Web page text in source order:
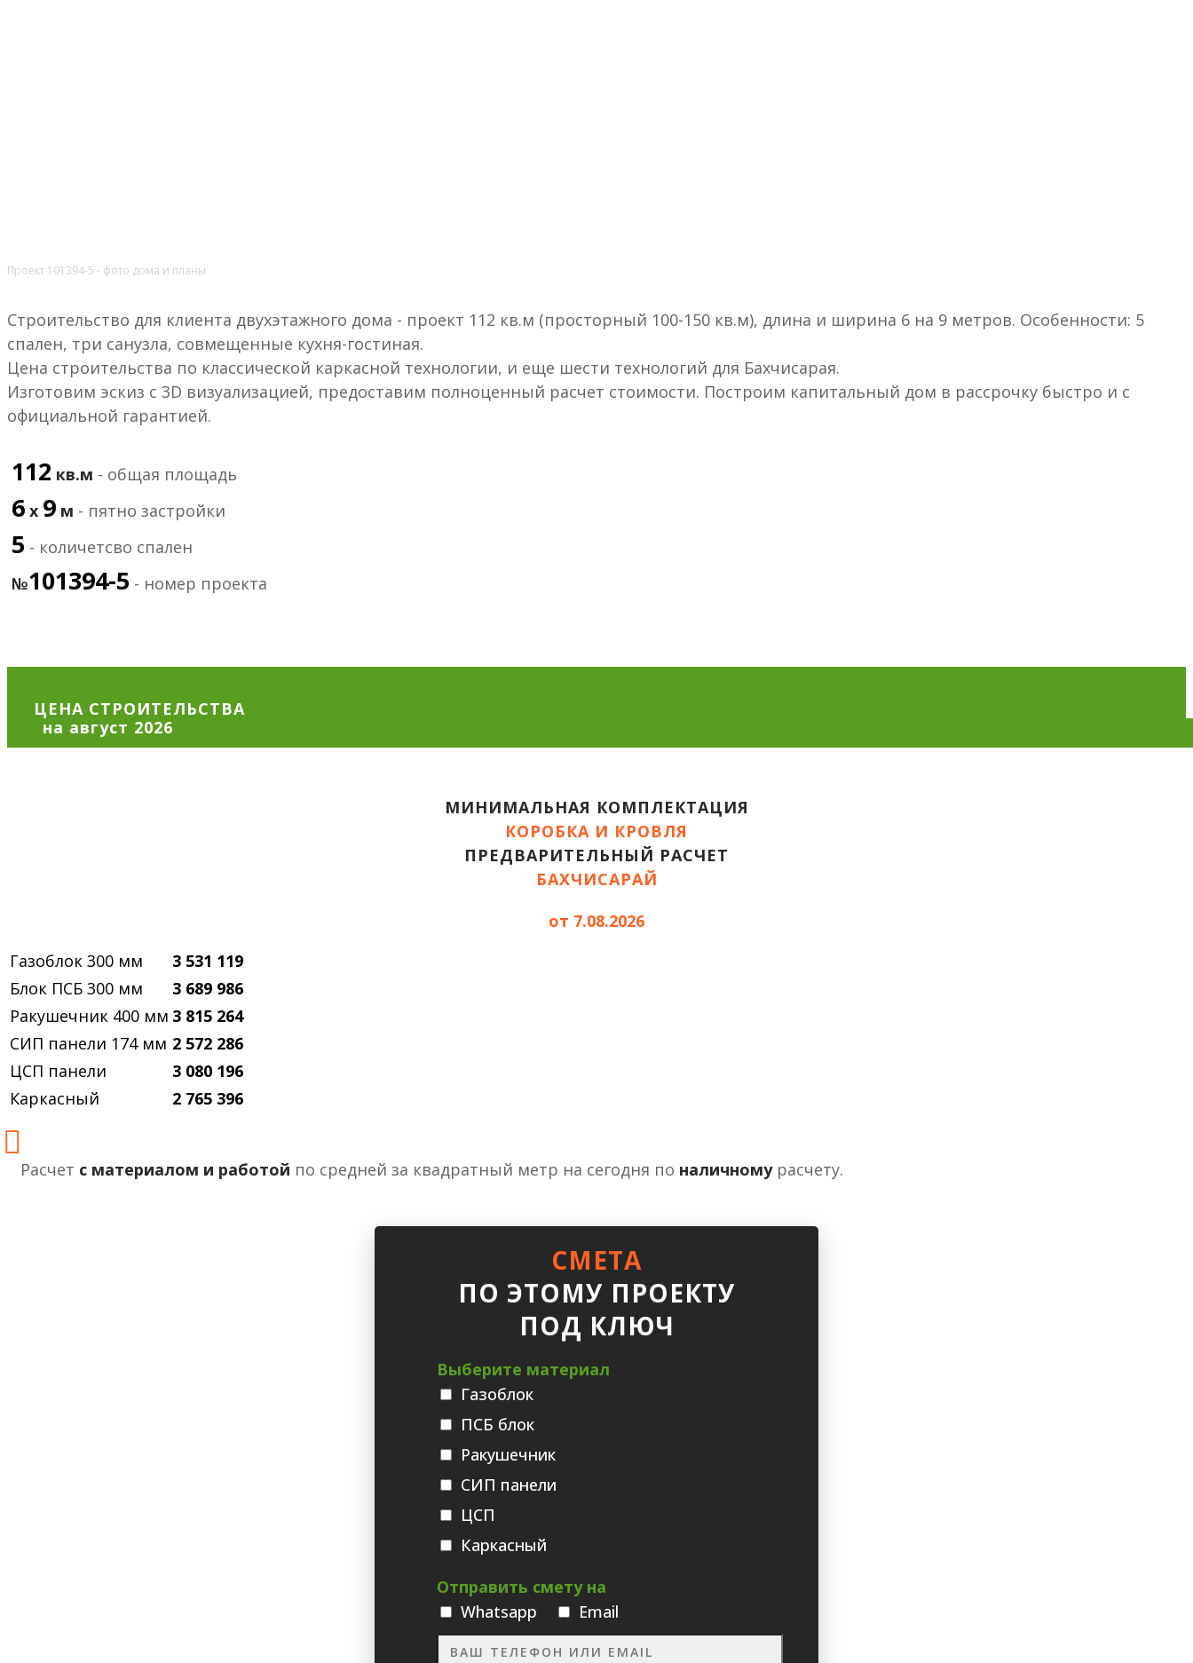
Проект 101394-5 - фото дома и планы
Строительство для клиента двухэтажного дома - проект 112 кв.м (просторный 100-150 кв.м), длина и ширина 6 на 9 метров. Особенности: 5
спален, три санузла, совмещенные кухня-гостиная.
Цена строительства по классической каркасной технологии, и еще шести технологий для Бахчисарая.
Изготовим эскиз с 3D визуализацией, предоставим полноценный расчет стоимости. Построим капитальный дом в рассрочку быстро и с
официальной гарантией.
112 кв.м - общая площадь
6 х 9 м - пятно застройки
5 - количетсво спален
№101394-5 - номер проекта
ЦЕНА СТРОИТЕЛЬСТВА
МИНИМАЛЬНАЯ КОМПЛЕКТАЦИЯ
КОРОБКА И КРОВЛЯ
ПРЕДВАРИТЕЛЬНЫЙ РАСЧЕТ
БАХЧИСАРАЙ
от 7.08.2026
Газоблок 300 мм
3 531 119
Блок ПСБ 300 мм
3 689 986
Ракушечник 400 мм 3 815 264
СИП панели 174 мм 2 572 286
ЦСП панели
3 080 196
Каркасный
2 765 396
Расчет с материалом и работой по средней за квадратный метр на сегодня по наличномурасчету.
СМЕТА
ПО ЭТОМУ ПРОЕКТУ
ПОД КЛЮЧ
Выберите материал
Газоблок
ПСБ блок
Ракушечник
СИП панели
ЦСП
Каркасный
Отправить смету на
Whatsаpp
Email